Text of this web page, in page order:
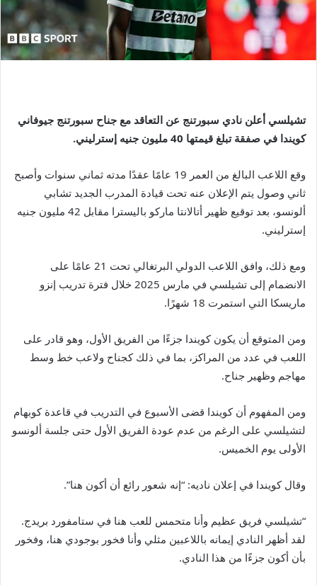
تشيلسي أعلن نادي سبورتنج عن التعاقد مع جناح سبورتنج جيوفاني
كويندا في صفقة تبلغ قيمتها 40 مليون جنيه إسترليني.
وقع اللاعب البالغ من العمر 19 عامًا عقدًا مدته ثماني سنوات وأصبح
ثاني وصول يتم الإعلان عنه تحت قيادة المدرب الجديد تشابي
ألونسو، بعد توقيع ظهير أتالانتا ماركو باليسترا مقابل 42 مليون جنيه
إسترليني.
ومع ذلك، وافق اللاعب الدولي البرتغالي تحت 21 عامًا على
الانضمام إلى تشيلسي في مارس 2025 خلال فترة تدريب إنزو
ماريسكا التي استمرت 18 شهرًا.
ومن المتوقع أن يكون كويندا جزءًا من الفريق الأول، وهو قادر على
اللعب في عدد من المراكز، بما في ذلك كجناح ولاعب خط وسط
مهاجم وظهير جناح.
ومن المفهوم أن كويندا قضى الأسبوع في التدريب في قاعدة كوبهام
لتشيلسي على الرغم من عدم عودة الفريق الأول حتى جلسة ألونسو
الأولى يوم الخميس.
وقال كويندا في إعلان ناديه: “إنه شعور رائع أن أكون هنا”.
“تشيلسي فريق عظيم وأنا متحمس للعب هنا في ستامفورد بريدج.
لقد أظهر النادي إيمانه باللاعبين مثلي وأنا فخور بوجودي هنا، وفخور
بأن أكون جزءًا من هذا النادي.